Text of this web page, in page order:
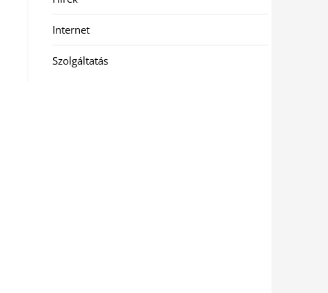
Internet
Szolgáltatás